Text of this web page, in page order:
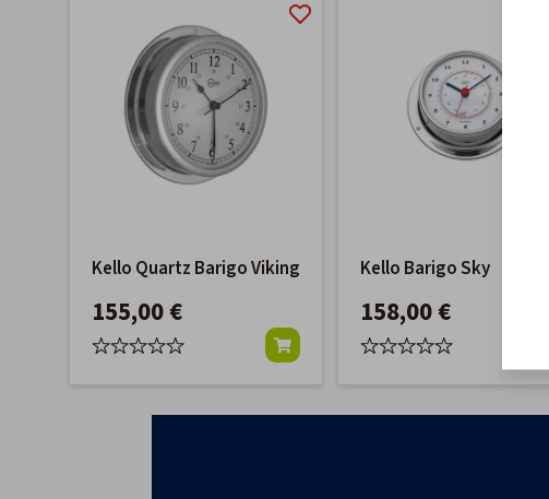
Kello Quartz Barigo Viking
155,00 €
Kello Barigo Sky
158,00 €